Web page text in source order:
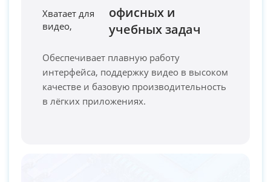
Хватает для
видео,
офисных и
учебных задач
Обеспечивает плавную работу
интерфейса, поддержку видео в высоком
качестве и базовую производительность
в лёгких приложениях.